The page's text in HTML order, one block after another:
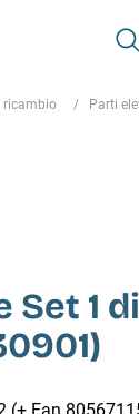
ricambio Parti
1